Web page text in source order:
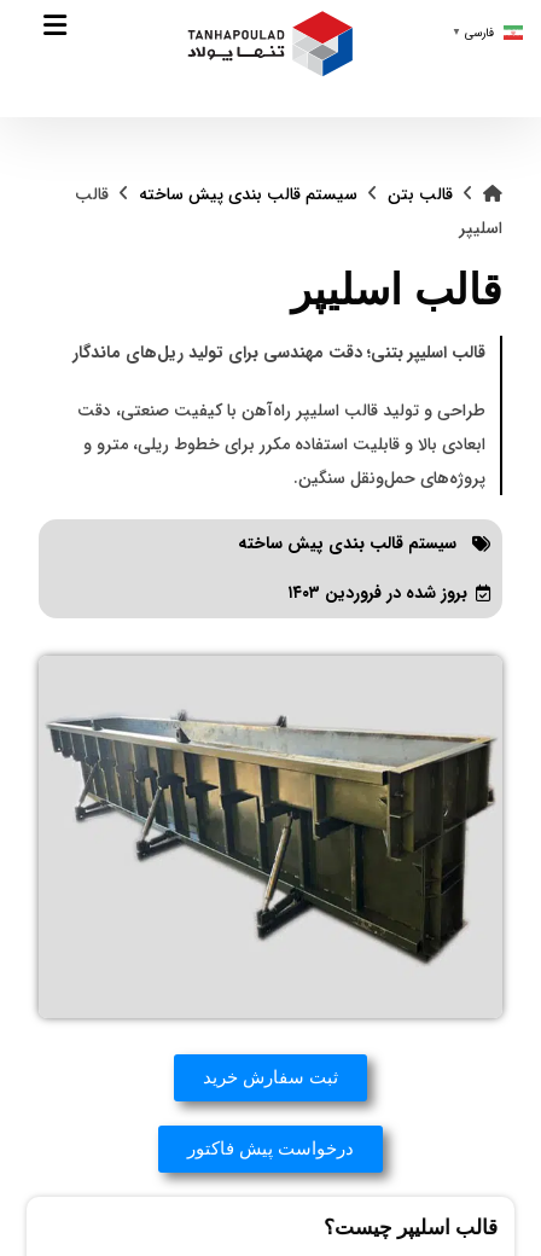
قالب بتن سیستم قالب بندی پیش ساخته
قالب
اسلیپر
قالب اسلیپر
قالب اسلیپر بتنی؛ دقت مهندسی برای تولید ریل‌های ماندگار
طراحی و تولید قالب اسلیپر راه‌آهن با کیفیت صنعتی، دقت
ابعادی بالا و قابلیت استفاده مکرر برای خطوط ریلی، مترو و
پروژه‌های حمل‌ونقل سنگین.
سیستم قالب بندی پیش ساخته
بروز شده در فروردین ۱۴۰۳
ثبت سفارش خرید
درخواست پیش فاکتور
قالب اسلیپر چیست؟
فارسی ▼